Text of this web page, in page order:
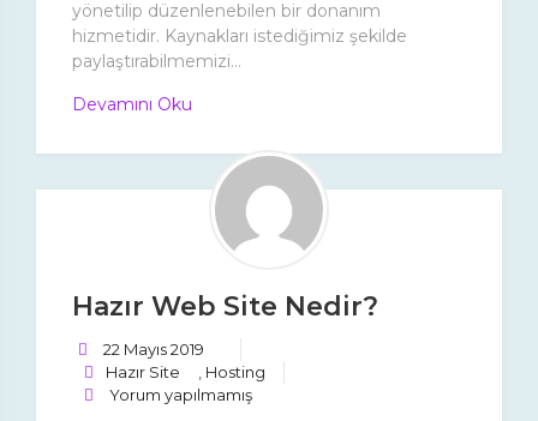
yönetilip düzenlenebilen bir donanım
hizmetidir. Kaynakları istediğimiz şekilde
paylaştırabilmemizi...
Devamını Oku
Hazır Web Site Nedir?
22 Mayıs 2019
Hazır Site
Hosting
Yorum yapılmamış